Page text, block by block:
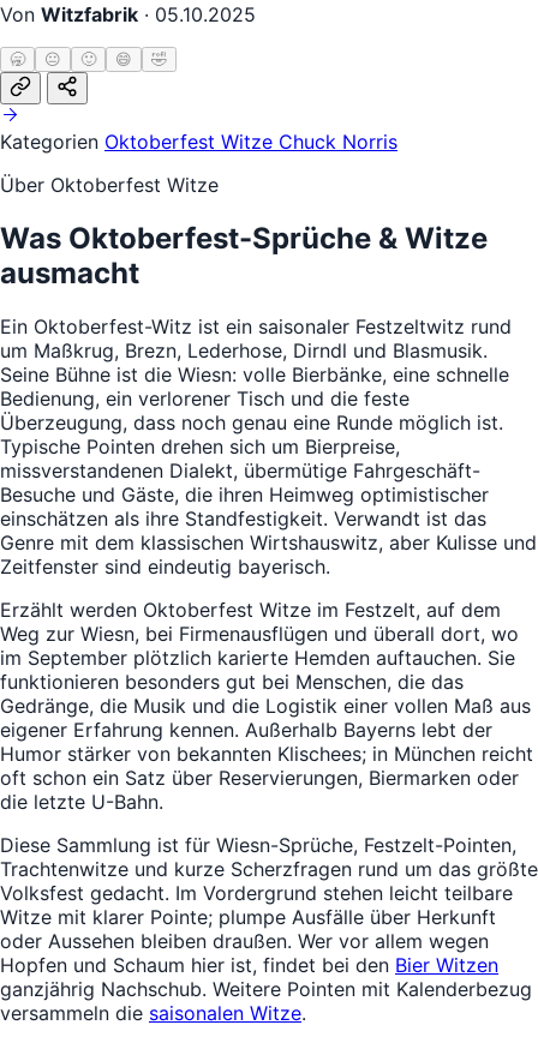
Von Witzfabrik · 05.10.2025
🥱 😐 🙂 😄 🤣
Kategorien Oktoberfest Witze Chuck Norris
Über Oktoberfest Witze
Was Oktoberfest-Sprüche & Witze
ausmacht
Ein Oktoberfest-Witz ist ein saisonaler Festzeltwitz rund
um Maßkrug, Brezn, Lederhose, Dirndl und Blasmusik.
Seine Bühne ist die Wiesn: volle Bierbänke, eine schnelle
Bedienung, ein verlorener Tisch und die feste
Überzeugung, dass noch genau eine Runde möglich ist.
Typische Pointen drehen sich um Bierpreise,
missverstandenen Dialekt, übermütige Fahrgeschäft-
Besuche und Gäste, die ihren Heimweg optimistischer
einschätzen als ihre Standfestigkeit. Verwandt ist das
Genre mit dem klassischen Wirtshauswitz, aber Kulisse und
Zeitfenster sind eindeutig bayerisch.
Erzählt werden Oktoberfest Witze im Festzelt, auf dem
Weg zur Wiesn, bei Firmenausflügen und überall dort, wo
im September plötzlich karierte Hemden auftauchen. Sie
funktionieren besonders gut bei Menschen, die das
Gedränge, die Musik und die Logistik einer vollen Maß aus
eigener Erfahrung kennen. Außerhalb Bayerns lebt der
Humor stärker von bekannten Klischees; in München reicht
oft schon ein Satz über Reservierungen, Biermarken oder
die letzte U-Bahn.
Diese Sammlung ist für Wiesn-Sprüche, Festzelt-Pointen,
Trachtenwitze und kurze Scherzfragen rund um das größte
Volksfest gedacht. Im Vordergrund stehen leicht teilbare
Witze mit klarer Pointe; plumpe Ausfälle über Herkunft
oder Aussehen bleiben draußen. Wer vor allem wegen
Hopfen und Schaum hier ist, findet bei den Bier Witzen
ganzjährig Nachschub. Weitere Pointen mit Kalenderbezug
versammeln die saisonalen Witze.